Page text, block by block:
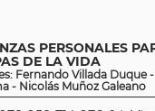
PERSONALES
DE LA VIDA
Fernando Villada Duque
- Nicolás Muñoz Galeano